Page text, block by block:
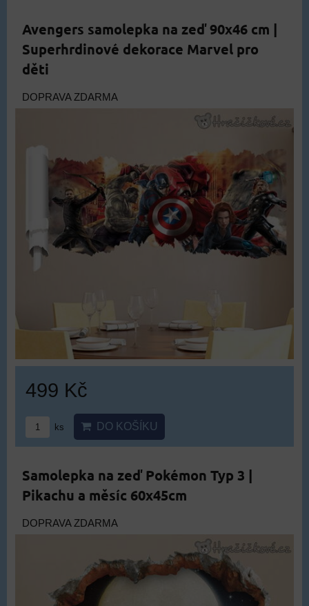
Avengers samolepka na zeď 90x46 cm |
Superhrdinové dekorace Marvel pro
děti
DOPRAVA ZDARMA
499 Kč
ks DO KOŠÍKU
Samolepka na zeď Pokémon Typ 3 |
Pikachu a měsíc 60x45cm
DOPRAVA ZDARMA